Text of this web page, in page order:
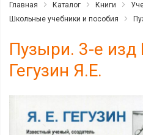
Главная Каталог Книги
Школьные учебники и пособия
Пузыри. 3-е
Гегузин Я.Е.